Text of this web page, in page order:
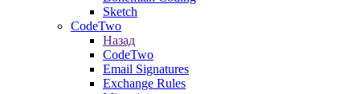
Sketch
CodeTwo
Назад
CodeTwo
Email Signatures
Exchange Rules